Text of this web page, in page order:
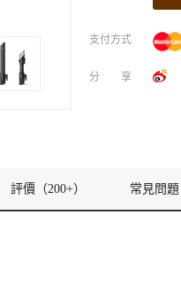
支付方式
分享
評價 （200+） 常見問題